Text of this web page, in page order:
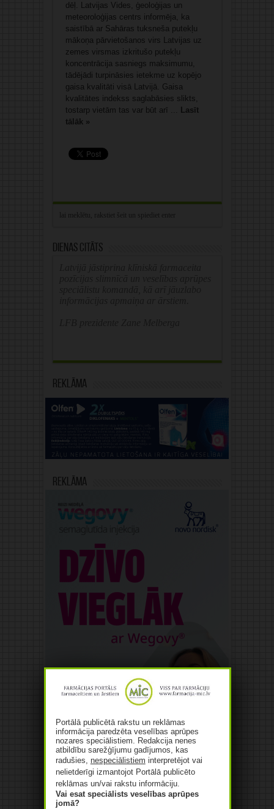
dēļ. Latvijas Vides, ģeoloģijas un
meteoroloģijas centrs informēja, ka
saistībā ar Sahāras tuksneša putekļu
mākoņa pārvietošanos virs Latvijas uz
zemes virsmas izkritušo putekļu
koncentrācija sasniegs maksimumu,
tādējādi turpināsies ietekme uz kopējo
gaisa kvalitāti visā Latvijā. Gaisa
kvalitātes indekss saglabāsies slikts,
tostarp vietām tas var būt arī ... Lasīt
tālāk »
Dienas citāts
Reklāma
Reklāma
Portālā publicētā rakstu un reklāmas
informācija paredzēta veselības aprūpes
nozares speciālistiem. Redakcija nenes
atbildību sarežģījumu gadījumos, kas
radušies, nespeciālistiem interpretējot vai
nelietderīgi izmantojot Portālā publicēto
reklāmas un/vai rakstu informāciju.
Vai esat speciālists veselības aprūpes
jomā?